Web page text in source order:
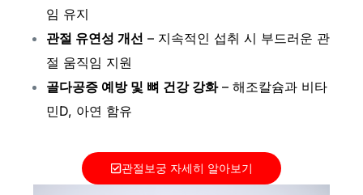
임 유지
관절 유연성 개선 – 지속적인 섭취 시 부드러운 관
절 움직임 지원
골다공증 예방 및 뼈 건강 강화– 해조칼슘과 비타
민D, 아연 함유
관절보궁 자세히 알아보기